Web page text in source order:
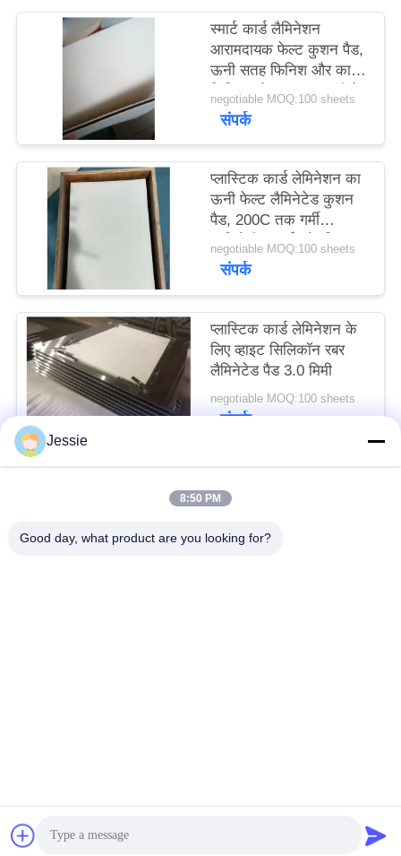
एक
अनुरोध
करें
साइटमैप
PRIVACY
POLICY
स्मार्ट कार्ड लैमिनेशन
आरामदायक फेल्ट कुशन पैड,
ऊनी सतह फिनिश और काले
सिलिका जेल मध्य सामग्री के
साथ
negotiable MOQ:100 sheets
संपर्क
प्लास्टिक कार्ड लेमिनेशन का
ऊनी फेल्ट लैमिनेटेड कुशन
पैड, 200C तक गर्मी
प्रतिरोधी प्रदर्शन के लिए
negotiable MOQ:100 sheets
संपर्क
प्लास्टिक कार्ड लेमिनेशन के
लिए व्हाइट सिलिकॉन रबर
लैमिनेटेड पैड 3.0 मिमी
negotiable MOQ:100 sheets
संपर्क
लोकप्रिय श्रेणियां
Jessie
8:50 PM
Good day, what product are you looking for?